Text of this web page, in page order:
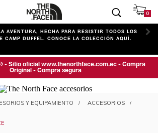
0
AVENTURA, HECHA PARA RESISTIR TODOS LOS
CAMP DUFFEL. CONOCE LA COLECCIÓN AQUÍ.
- Sitio oficial www.thenorthface.com.ec - Compra
Original - Compra segura
ACCESORIOS
Y EQUIPAMIENTO
ACCESORIOS